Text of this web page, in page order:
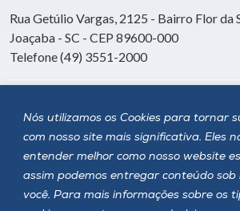
Nós utilizamos os Cookies para tornar
com nosso site mais significativa. Eles
entender melhor como nosso website
assim podemos entregar conteúdo
você. Para mais informações sobre os
Rua Getúlio Vargas, 2125 - Bairro Flor da
Joaçaba - SC - CEP 89600-000
Telefone (49) 3551-2000
Siga a Unoesc